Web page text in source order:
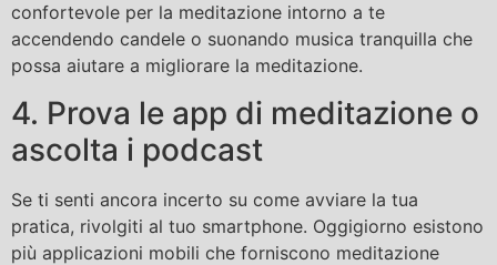
confortevole per la meditazione intorno a te
accendendo candele o suonando musica tranquilla che
possa aiutare a migliorare la meditazione.
4. Prova le app di meditazione o
ascolta i podcast
Se ti senti ancora incerto su come avviare la tua
pratica, rivolgiti al tuo smartphone. Oggigiorno esistono
più applicazioni mobili che forniscono meditazione